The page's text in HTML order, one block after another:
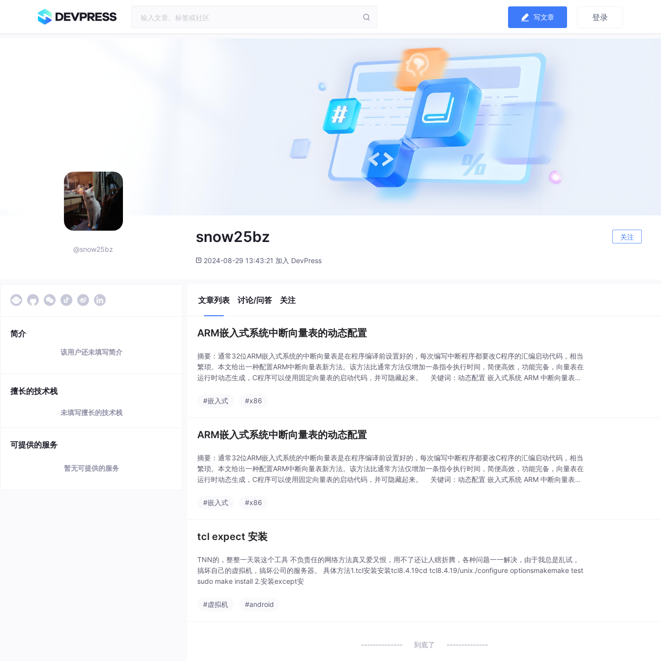
写文章 登录
@snow25bz
snow25bz 关注
2024-08-29 13:43:21 加入 DevPress
简介
该用户还未填写简介
擅长的技术栈
未填写擅长的技术栈
可提供的服务
暂无可提供的服务
文章列表 讨论/问答 关注
ARM嵌入式系统中断向量表的动态配置
摘要：通常32位ARM嵌入式系统的中断向量表是在程序编译前设置好的，每次编写中断程序都要改C程序的汇编启动代码，相当
繁琐。本文给出一种配置ARM中断向量表新方法。该方法比通常方法仅增加一条指令执行时间，简便高效，功能完备，向量表在
运行时动态生成，C程序可以使用固定向量表的启动代码，并可隐藏起来。 关键词：动态配置 嵌入式系统 ARM 中断向量表一
#嵌入式
#x86
ARM嵌入式系统中断向量表的动态配置
摘要：通常32位ARM嵌入式系统的中断向量表是在程序编译前设置好的，每次编写中断程序都要改C程序的汇编启动代码，相当
繁琐。本文给出一种配置ARM中断向量表新方法。该方法比通常方法仅增加一条指令执行时间，简便高效，功能完备，向量表在
运行时动态生成，C程序可以使用固定向量表的启动代码，并可隐藏起来。 关键词：动态配置 嵌入式系统 ARM 中断向量表一
#嵌入式
#x86
tcl expect 安装
TNN的，整整一天装这个工具 不负责任的网络方法真又爱又恨，用不了还让人瞎折腾，各种问题一一解决，由于我总是乱试，
搞坏自己的虚拟机，搞坏公司的服务器。 具体方法1.tcl安装安装tcl8.4.19cd tcl8.4.19/unix./configure optionsmakemake test
sudo make install 2.安装except安
#虚拟机 #android
到底了